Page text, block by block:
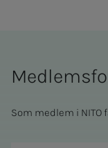
Som medlem i NITO